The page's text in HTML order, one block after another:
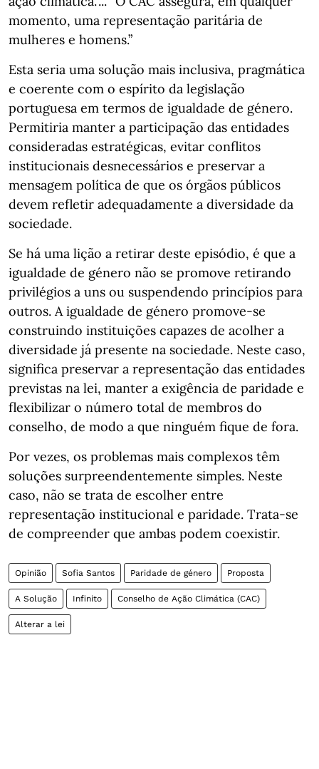
momento, uma representação paritária de
mulheres e homens.”
Esta seria uma solução mais inclusiva, pragmática
e coerente com o espírito da legislação
portuguesa em termos de igualdade de género.
Permitiria manter a participação das entidades
consideradas estratégicas, evitar conflitos
institucionais desnecessários e preservar a
mensagem política de que os órgãos públicos
devem refletir adequadamente a diversidade da
sociedade.
Se há uma lição a retirar deste episódio, é que a
igualdade de género não se promove retirando
privilégios a uns ou suspendendo princípios para
outros. A igualdade de género promove-se
construindo instituições capazes de acolher a
diversidade já presente na sociedade. Neste caso,
significa preservar a representação das entidades
previstas na lei, manter a exigência de paridade e
flexibilizar o número total de membros do
conselho, de modo a que ninguém fique de fora.
Por vezes, os problemas mais complexos têm
soluções surpreendentemente simples. Neste
caso, não se trata de escolher entre
representação institucional e paridade. Trata-se
de compreender que ambas podem coexistir.
Opinião Sofia Santos Paridade de género Proposta
A Solução Infinito Conselho de Ação Climática (CAC)
Alterar a lei